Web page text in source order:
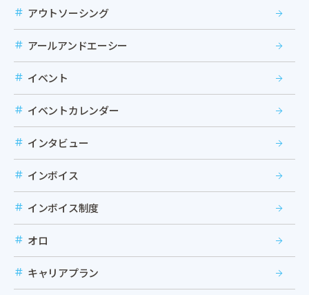
アウトソーシング
アールアンドエーシー
イベント
イベントカレンダー
インタビュー
インボイス
インボイス制度
オロ
キャリアプラン